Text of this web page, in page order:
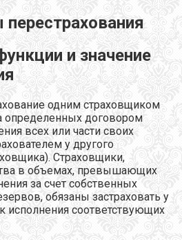
и значение
одним страховщиком
определенных договором
всех или части своих
у другого
Страховщики,
в объемах, превышающих
за счет собственных
обязаны застраховать у
исполнения соответствующих